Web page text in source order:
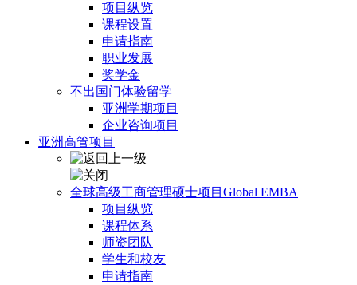
项目纵览
课程设置
申请指南
职业发展
奖学金
不出国门体验留学
亚洲学期项目
企业咨询项目
亚洲高管项目
全球高级工商管理硕士项目Global EMBA
项目纵览
课程体系
师资团队
学生和校友
申请指南